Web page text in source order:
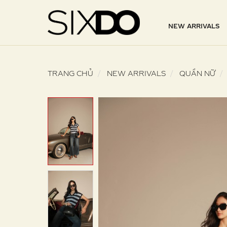
NEW ARRIVALS
TRANG CHỦ NEW ARRIVALS QUẦN NỮ